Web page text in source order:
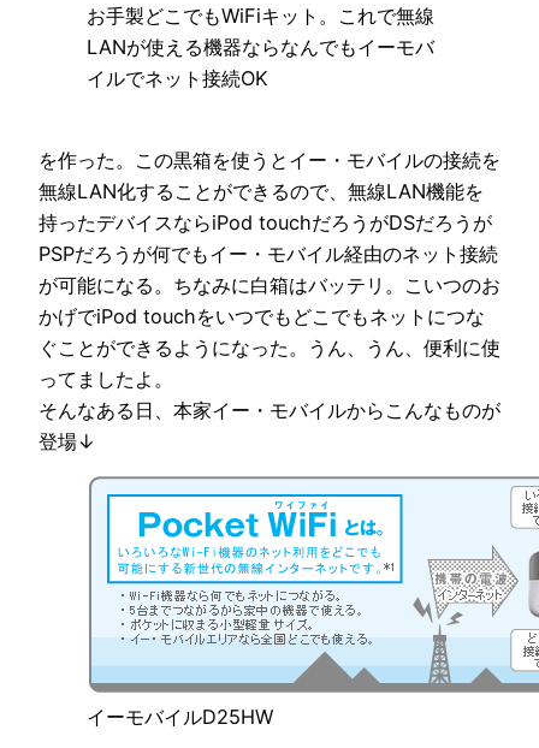
お手製どこでもWiFiキット。これで無線
LANが使える機器ならなんでもイーモバ
イルでネット接続OK
を作った。この黒箱を使うとイー・モバイルの接続を
無線LAN化することができるので、無線LAN機能を
持ったデバイスならiPod touchだろうがDSだろうが
PSPだろうが何でもイー・モバイル経由のネット接続
が可能になる。ちなみに白箱はバッテリ。こいつのお
かげでiPod touchをいつでもどこでもネットにつな
ぐことができるようになった。うん、うん、便利に使
ってましたよ。
そんなある日、本家イー・モバイルからこんなものが
登場↓
イーモバイルD25HW